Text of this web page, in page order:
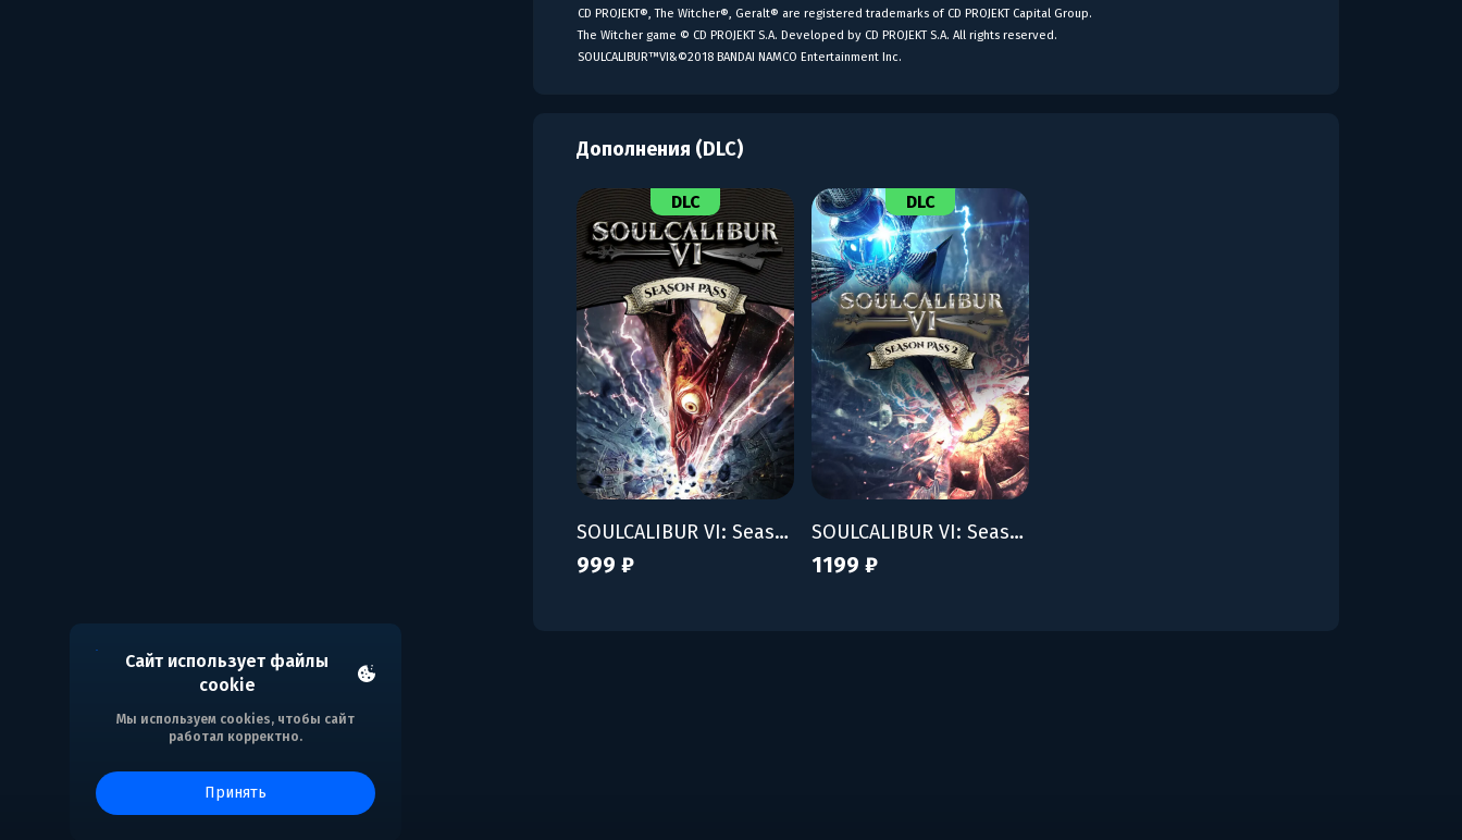
Сайт использует файлы
cookie
Мы используем cookies, чтобы сайт
работал корректно.
принять
CD PROJEKT®, The Witcher®, Geralt® are registered trademarks of CD PROJEKT Capital Group.
The Witcher game © CD PROJEKT S.A. Developed by CD PROJEKT S.A. All rights reserved.
SOULCALIBUR™VI&©2018 BANDAI NAMCO Entertainment Inc.
Дополнения (DLC)
DLC
SOULCALIBUR VI: Season Pass
999 ₽
DLC
SOULCALIBUR VI: Season Pass 2
1199 ₽